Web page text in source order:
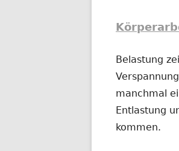
Belastung
manchmal
Entlastung
kommen.